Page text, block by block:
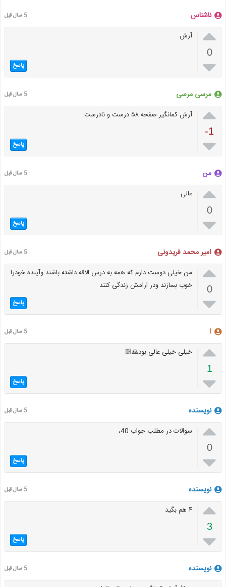
ناشناس 5 سال قبل

0

آرش
پاسخ
مرسی مرسی 5 سال قبل

-1

آرش کمانگیر صفحه ۵۸ درست و نادرست
پاسخ
من 5 سال قبل

0

عالی
پاسخ
امیر محمد فریدونی 5 سال قبل

0

من خیلی دوست دارم که همه به درس الاقه داشته باشند وآینده خودرا
خوب بسازند ودر ارامش زندگی کنند
پاسخ
ا 5 سال قبل

1

خیلی خیلی عالی بود🙏🏻
پاسخ
نویسنده 5 سال قبل

0

سوالات در مطلب جواب 40،
پاسخ
نویسنده 5 سال قبل

3

۴ هم بگید
پاسخ
نویسنده 5 سال قبل